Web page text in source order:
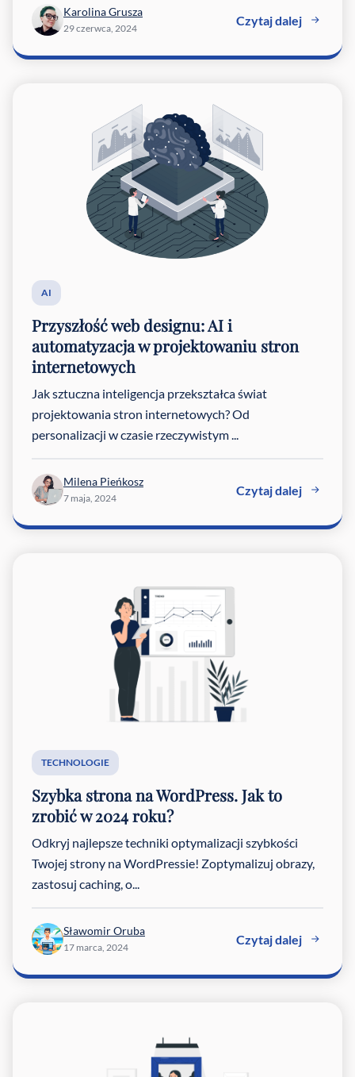
Karolina Grusza
29 czerwca, 2024
Czytaj dalej
AI
Przyszłość web designu: AI i
automatyzacja w projektowaniu stron
internetowych
Jak sztuczna inteligencja przekształca świat
projektowania stron internetowych? Od
personalizacji w czasie rzeczywistym ...
Milena Pieńkosz
7 maja, 2024
Czytaj dalej
TECHNOLOGIE
Szybka strona na WordPress. Jak to
zrobić w 2024 roku?
Odkryj najlepsze techniki optymalizacji szybkości
Twojej strony na WordPressie! Zoptymalizuj obrazy,
zastosuj caching, o...
Sławomir Oruba
17 marca, 2024
Czytaj dalej